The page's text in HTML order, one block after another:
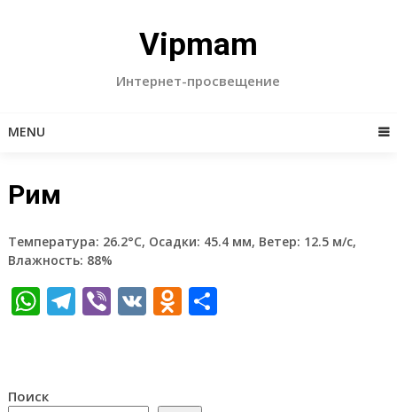
Vipmam
Интернет-просвещение
MENU
Рим
Температура: 26.2°C, Осадки: 45.4 мм, Ветер: 12.5 м/с,
Влажность: 88%
WhatsApp
Telegram
Viber
VKOdnoklassniki
Отправить
Поиск